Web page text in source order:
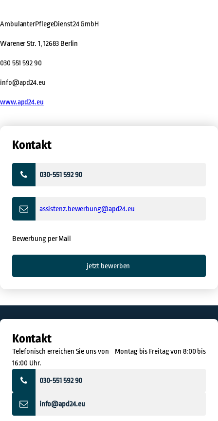
AmbulanterPflegeDienst24 GmbH
Warener Str. 1, 12683 Berlin
030 551 592 90
info@apd24.eu
www.apd24.eu
Kontakt
030-551 592 90
assistenz.bewerbung@apd24.eu
Bewerbung per Mail
jetzt bewerben
Kontakt
Telefonisch erreichen Sie uns von Montag bis Freitag von 8:00 bis
16:00 Uhr.
030-551 592 90
info@apd24.eu